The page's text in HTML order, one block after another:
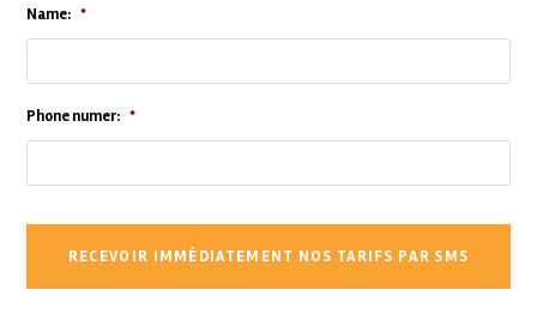
Name: *
Phone numer: *